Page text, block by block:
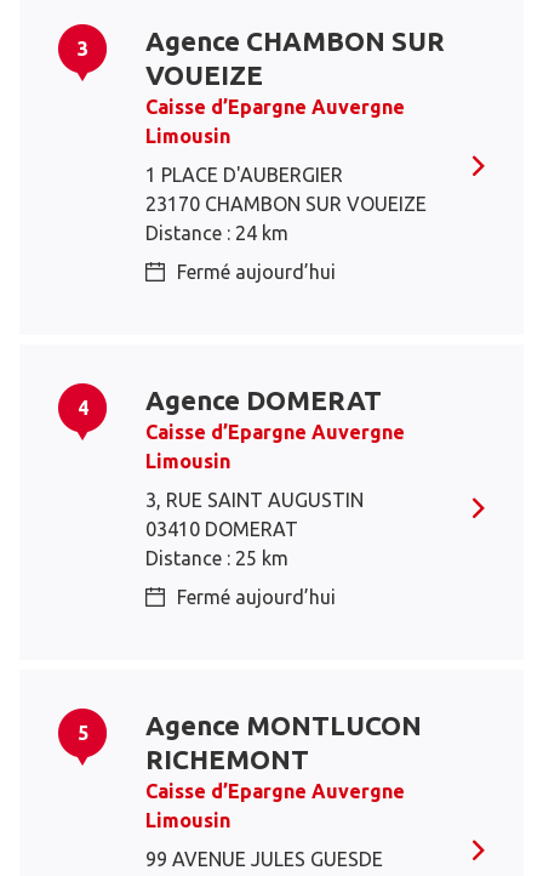
3
Agence CHAMBON SUR
VOUEIZE
Caisse d’Epargne Auvergne
Limousin
1 PLACE D'AUBERGIER
23170 CHAMBON SUR VOUEIZE
Distance : 24 km
Fermé aujourd’hui
4 Agence DOMERAT
Caisse d’Epargne Auvergne
Limousin
3, RUE SAINT AUGUSTIN
03410 DOMERAT
Distance : 25 km
Fermé aujourd’hui
5
Agence MONTLUCON
RICHEMONT
Caisse d’Epargne Auvergne
Limousin
99 AVENUE JULES GUESDE